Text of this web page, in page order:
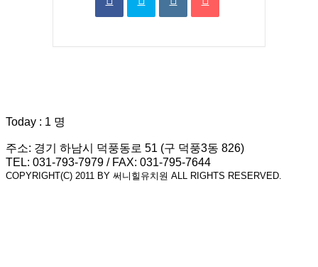
Today : 1 명
주소: 경기 하남시 덕풍동로 51 (구 덕풍3동 826)
TEL: 031-793-7979 / FAX: 031-795-7644
COPYRIGHT(C) 2011 BY 써니힐유치원 ALL RIGHTS RESERVED.